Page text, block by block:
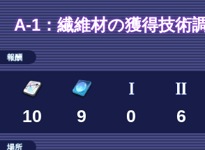
A-1：繊維材の獲得技術
報酬
10 9 0 6
場所